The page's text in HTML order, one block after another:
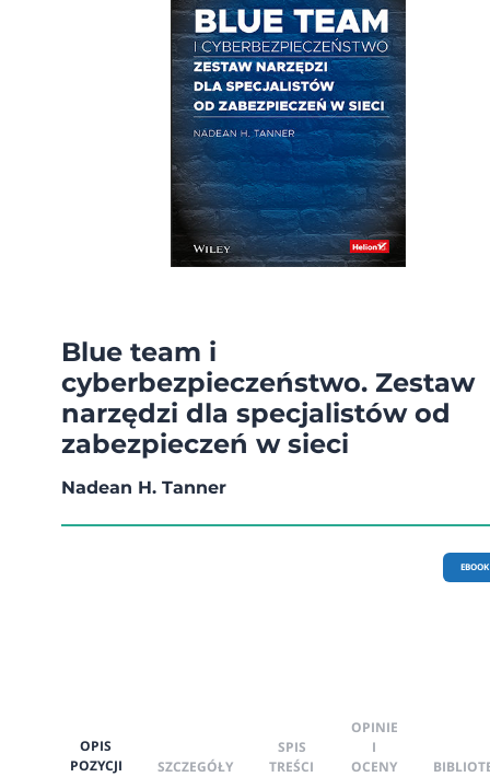
Blue team i
cyberbezpieczeństwo. Zestaw
narzędzi dla specjalistów od
zabezpieczeń w sieci
Nadean H. Tanner
EBOOK
OPIS
POZYCJI
SZCZEGÓŁY
SPIS
TREŚCI
OPINIE
I
OCENY